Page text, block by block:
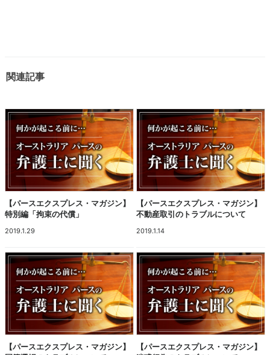
関連記事
【パースエクスプレス・マガジン】
特別編「拘束の代償」
2019.1.29
【パースエクスプレス・マガジン】
不動産取引のトラブルについて
2019.1.14
【パースエクスプレス・マガジン】
【パースエクスプレス・マガジン】